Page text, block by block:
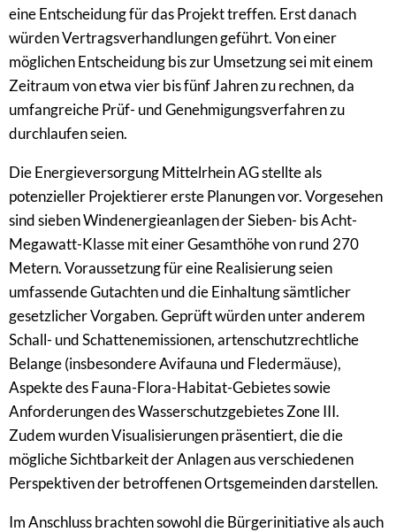
eine Entscheidung für das Projekt treffen. Erst danach
würden Vertragsverhandlungen geführt. Von einer
möglichen Entscheidung bis zur Umsetzung sei mit einem
Zeitraum von etwa vier bis fünf Jahren zu rechnen, da
umfangreiche Prüf- und Genehmigungsverfahren zu
durchlaufen seien.
Die Energieversorgung Mittelrhein AG stellte als
potenzieller Projektierer erste Planungen vor. Vorgesehen
sind sieben Windenergieanlagen der Sieben- bis Acht-
Megawatt-Klasse mit einer Gesamthöhe von rund 270
Metern. Voraussetzung für eine Realisierung seien
umfassende Gutachten und die Einhaltung sämtlicher
gesetzlicher Vorgaben. Geprüft würden unter anderem
Schall- und Schattenemissionen, artenschutzrechtliche
Belange (insbesondere Avifauna und Fledermäuse),
Aspekte des Fauna-Flora-Habitat-Gebietes sowie
Anforderungen des Wasserschutzgebietes Zone III.
Zudem wurden Visualisierungen präsentiert, die die
mögliche Sichtbarkeit der Anlagen aus verschiedenen
Perspektiven der betroffenen Ortsgemeinden darstellen.
Im Anschluss brachten sowohl die Bürgerinitiative als auch